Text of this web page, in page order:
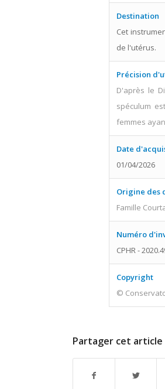
Destination
Cet
de l'utérus.
Précision
D'après le
spéculum
femmes
Date
01/04/2026
Origine des
Famille
Numéro
CPHR -
Copyright
©
Partager cet article